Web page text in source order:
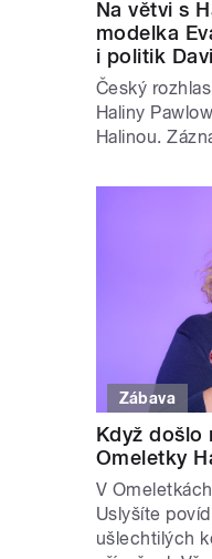
Na větvi s
modelka
i politik
Český
Haliny
Halinou.
Zábava
Když došlo
Omeletky
V
Uslyšíte
ušlechtilých